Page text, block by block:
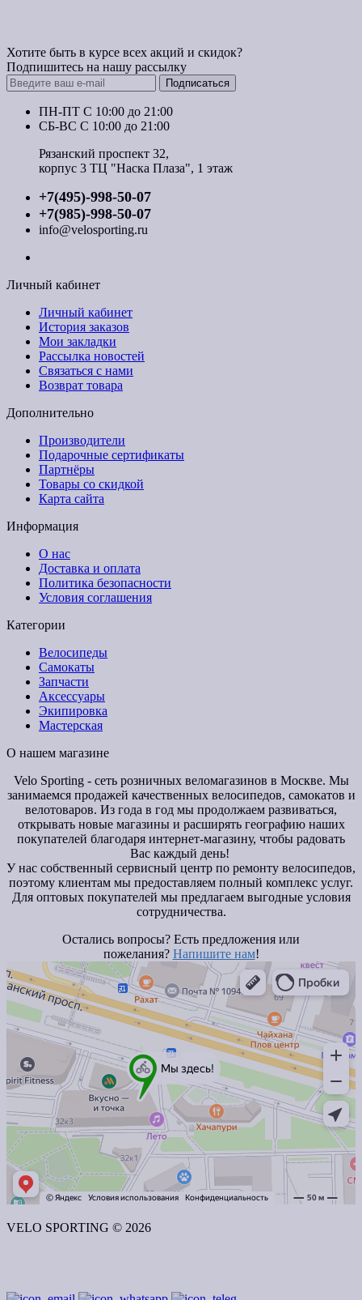
Хотите быть в курсе всех акций и скидок?
Подпишитесь на нашу рассылку
Подписаться
ПН-ПТ C 10:00 до 21:00
СБ-ВС С 10:00 до 21:00
Рязанский проспект 32,
корпус 3 ТЦ "Наска Плаза", 1 этаж
+7(495)-998-50-07
+7(985)-998-50-07
info@velosporting.ru
Личный кабинет
Личный кабинет
История заказов
Мои закладки
Рассылка новостей
Связаться с нами
Возврат товара
Дополнительно
Производители
Подарочные сертификаты
Партнёры
Товары со скидкой
Карта сайта
Информация
О нас
Доставка и оплата
Политика безопасности
Условия соглашения
Категории
Велосипеды
Самокаты
Запчасти
Аксессуары
Экипировка
Мастерская
О нашем магазине
Velo Sporting - сеть розничных веломагазинов в Москве. Мы
занимаемся продажей качественных велосипедов, самокатов и
велотоваров. Из года в год мы продолжаем развиваться,
открывать новые магазины и расширять географию наших
покупателей благодаря интернет-магазину, чтобы радовать
Вас каждый день!
У нас собственный сервисный центр по ремонту велосипедов,
поэтому клиентам мы предоставляем полный комплекс услуг.
Для оптовых покупателей мы предлагаем выгодные условия
сотрудничества.
Остались вопросы? Есть предложения или
пожелания? Напишите нам!
VELO SPORTING © 2026